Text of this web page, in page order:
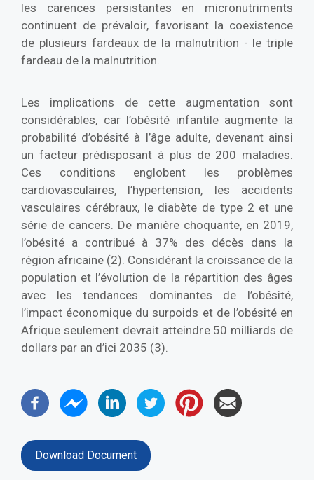
les carences persistantes en micronutriments
continuent de prévaloir, favorisant la coexistence
de plusieurs fardeaux de la malnutrition - le triple
fardeau de la malnutrition.
Les implications de cette augmentation sont
considérables, car l’obésité infantile augmente la
probabilité d’obésité à l’âge adulte, devenant ainsi
un facteur prédisposant à plus de 200 maladies.
Ces conditions englobent les problèmes
cardiovasculaires, l’hypertension, les accidents
vasculaires cérébraux, le diabète de type 2 et une
série de cancers. De manière choquante, en 2019,
l’obésité a contribué à 37% des décès dans la
région africaine (2). Considérant la croissance de la
population et l’évolution de la répartition des âges
avec les tendances dominantes de l’obésité,
l’impact économique du surpoids et de l’obésité en
Afrique seulement devrait atteindre 50 milliards de
dollars par an d’ici 2035 (3).
Download Document